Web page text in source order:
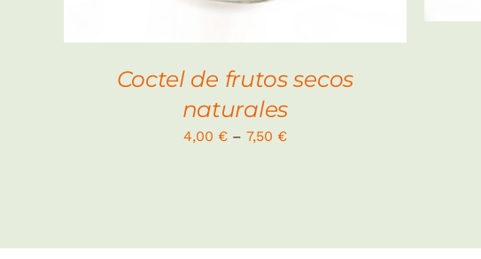
Coctel de frutos secos
naturales
4,00 €– 7,50 €